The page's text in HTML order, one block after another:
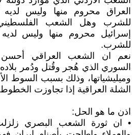
العراق محروم منها وليس
للشرب وهل الشعب
إسرائيل محروم منها وليس
للشرب.
نعم ان الشعب العراقي
السوري الذي هُجر وقُتل ودُمر
وميليشياتها، وذلك بسبب السوط
الشلة العراقية إذا تجاوزت
اذن ما هو الحل:
• ان ثورة الشعب البصري